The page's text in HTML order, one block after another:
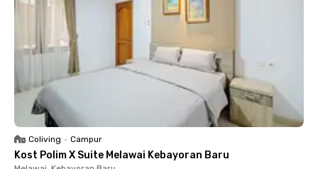
Coliving • Campur
Kost Polim X Suite Melawai Kebayoran Baru